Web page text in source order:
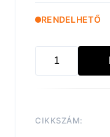
RENDELHETŐ
CIKKSZÁM: